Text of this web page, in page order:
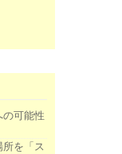
可能性
を「ス